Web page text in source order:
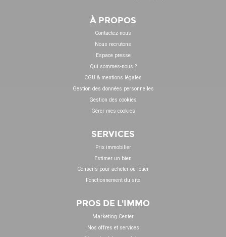
À PROPOS
Contactez-nous
Nous recrutons
Espace presse
Qui sommes-nous ?
CGU & mentions légales
Gestion des données personnelles
Gestion des cookies
Gérer mes cookies
SERVICES
Prix immobilier
Estimer un bien
Conseils pour acheter ou louer
Fonctionnement du site
PROS DE L'IMMO
Marketing Center
Nos offres et services